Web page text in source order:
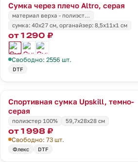
Сумка через плечо Altro, серая
материал верха - полиэст…
cумка: 40x27 см, органайзер: 8,5x11х1 см
от 1 290 ₽
Свободно: 2556 шт.
DTF
Спортивная сумка Upskill, темно-
серая
полиэстер 100% 59,7x28x28 см
от 1 998 ₽
Свободно: 73 шт.
Флекс DTF